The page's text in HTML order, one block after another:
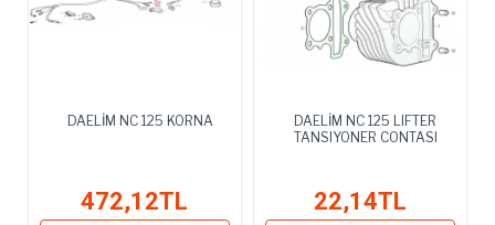
DAELİM NC 125 KORNA
472,12TL
DAELİM NC 125 LIFTER
TANSIYONER CONTASI
22,14TL